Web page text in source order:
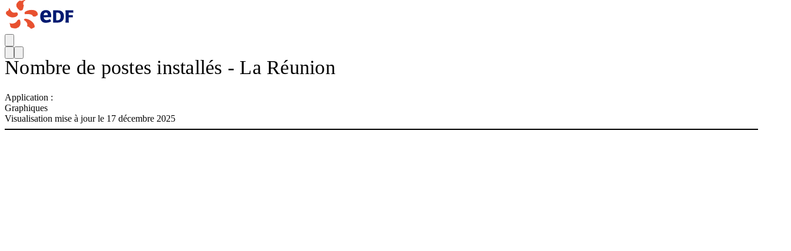
Nombre de postes installés - La Réunion
Application :
Graphiques
Visualisation mise à jour le 17 décembre 2025